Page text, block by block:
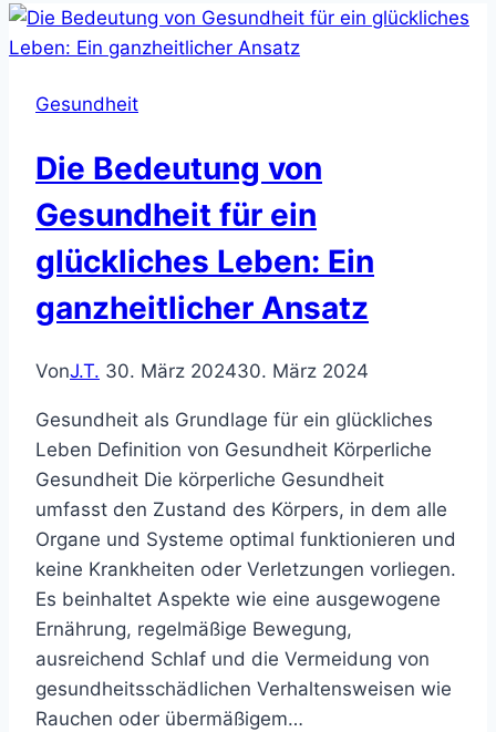
Gesundheit
Die Bedeutung von
Gesundheit für ein
glückliches Leben: Ein
ganzheitlicher Ansatz
VonJ.T. 30. März 202430. März 2024
Gesundheit als Grundlage für ein glückliches
Leben Definition von Gesundheit Körperliche
Gesundheit Die körperliche Gesundheit
umfasst den Zustand des Körpers, in dem alle
Organe und Systeme optimal funktionieren und
keine Krankheiten oder Verletzungen vorliegen.
Es beinhaltet Aspekte wie eine ausgewogene
Ernährung, regelmäßige Bewegung,
ausreichend Schlaf und die Vermeidung von
gesundheitsschädlichen Verhaltensweisen wie
Rauchen oder übermäßigem…